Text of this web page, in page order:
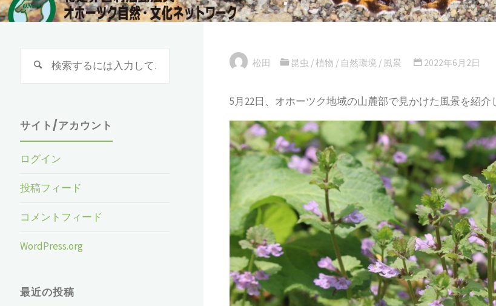
松田 昆虫 /植物 / 自然環境 / 風景 2022年6月2日
5月22日、オホーツク地域の山麓部で見かけた風景を紹介
サイト/アカウント
ログイン
投稿フィード
コメントフィード
WordPress.org
最近の投稿